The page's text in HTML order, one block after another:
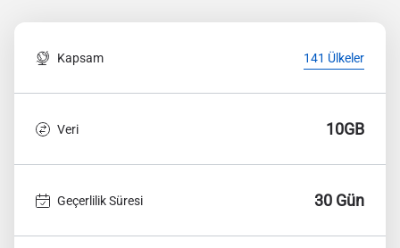
Kapsam 141 Ülkeler
Veri 10GB
Geçerlilik Süresi 30 Gün